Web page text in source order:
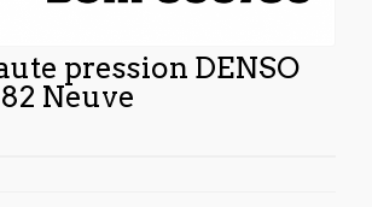
pression DENSO
Neuve